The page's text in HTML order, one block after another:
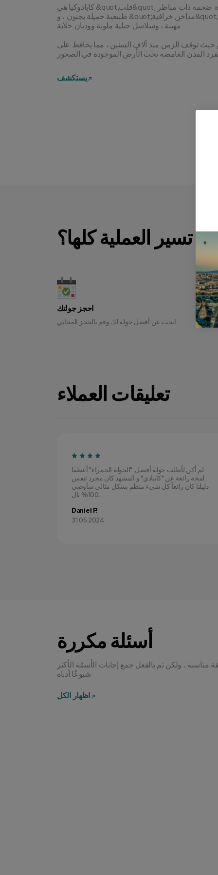
كابادوكيا هي &quot;قلب&quot; تركيا. هذه منطقة ضخمة ذات مناظر
طبيعية جميلة بجنون ، و &quot;مداخن خرافية&quot; رائعة ، وبراكين
حيث توقف الزمن منذ آلاف السنين ، مما يحافظ على
يستكشف
تسير العملية كلها؟
احجز جولتك
ابحث عن أفضل جولة لك وقم بالحجز المجاني.
تعليقات العملاء
لم أكن لأطلب جولة أفضل. "الجولة الحمراء" أعطتنا
لمحة رائعة عن "كاببادي" و المشهد كان مجرد تنفس
دليلنا كان رائعاً كل شيء منظم بشكل مثالي سأوصي
100% بال...
Daniel P.
31.05.2024
أسئلة مكررة
، ولكن تم بالفعل جمع إجابات الأسئلة الأكثر
شيوعًا أدناه
اظهار الكل